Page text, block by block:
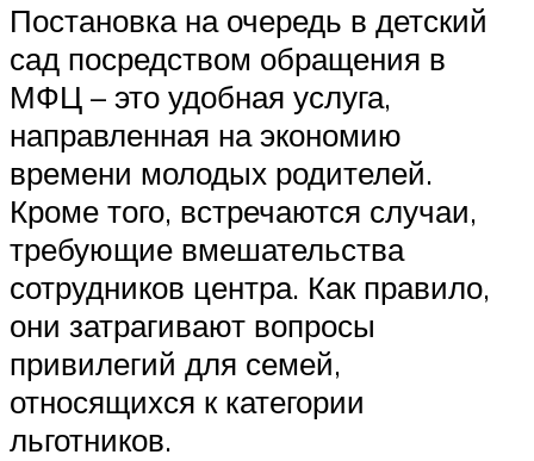
Постановка на очередь в детский
сад посредством обращения в
МФЦ – это удобная услуга,
направленная на экономию
времени молодых родителей.
Кроме того, встречаются случаи,
требующие вмешательства
сотрудников центра. Как правило,
они затрагивают вопросы
привилегий для семей,
относящихся к категории
льготников.